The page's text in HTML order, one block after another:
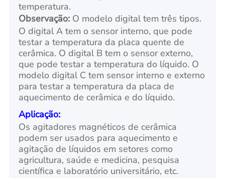
temperatura.
Observação: O modelo digital tem três tipos.
O digital A tem o sensor interno, que pode
testar a temperatura da placa quente de
cerâmica. O digital B tem o sensor externo,
que pode testar a temperatura do líquido. O
modelo digital C tem sensor interno e externo
para testar a temperatura da placa de
aquecimento de cerâmica e do líquido.
Aplicação:
Os agitadores magnéticos de cerâmica
podem ser usados para aquecimento e
agitação de líquidos em setores como
agricultura, saúde e medicina, pesquisa
científica e laboratório universitário, etc.